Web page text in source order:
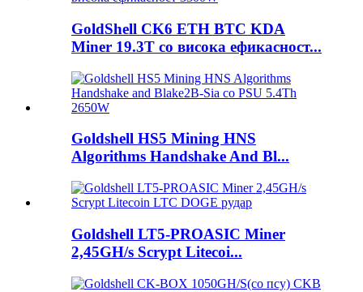
GoldShell CK6 ETH BTC KDA
Miner 19.3T со висока ефикасност...
Goldshell HS5 Mining HNS
Algorithms Handshake And Bl...
Goldshell LT5-PROASIC Miner
2,45GH/s Scrypt Litecoi...